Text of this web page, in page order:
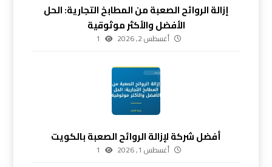
إزالة الروائح الصعبة من المطابخ التجارية: الحل
الأفضل والأكثر موثوقية
أغسطس 2, 2026 1
أفضل شركة لإزالة الروائح الصعبة بالكويت
أغسطس 1, 2026 1